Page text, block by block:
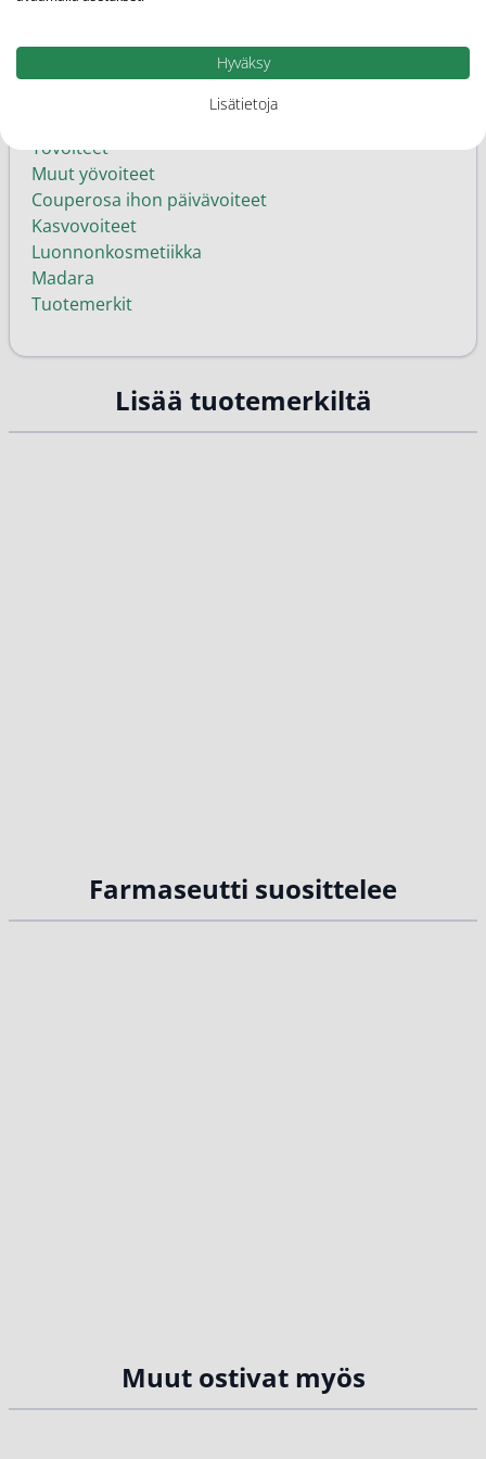
Ihon hyvinvointi ja kauneus
Yövoiteet
Muut yövoiteet
Couperosa ihon päivävoiteet
Kasvovoiteet
Luonnonkosmetiikka
Madara
Tuotemerkit
Lisää tuotemerkiltä
Farmaseutti suosittelee
Muut ostivat myös
Hyväksy
Lisätietoja